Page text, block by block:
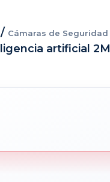
/ Cámaras de Seguridad
artificial